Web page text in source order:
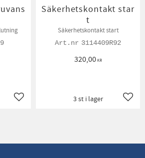
Lägg till i favoriter
Säkerhetskontakt star
t
Säkerhetskontakt start
3114409R92
320,00KR
3 st i lager